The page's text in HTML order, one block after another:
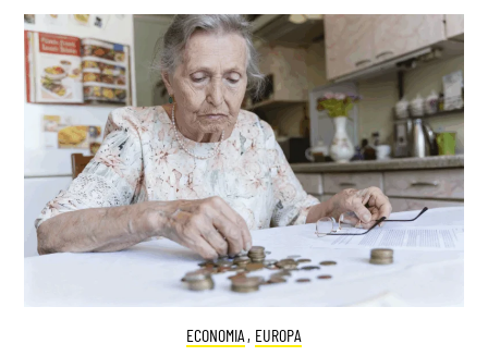
ECONOMIA , EUROPA